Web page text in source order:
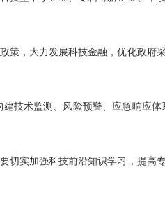
策，大力发展科技金融，优化政府
技术监测、风险预警、应急响应体
切实加强科技前沿知识学习，提高